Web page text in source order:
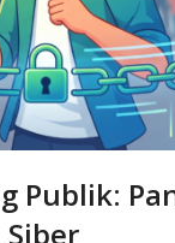
Publik: